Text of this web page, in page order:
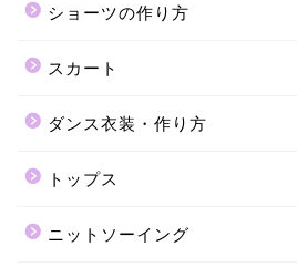
ショーツの作り方
スカート
ダンス衣装・作り方
トップス
ニットソーイング